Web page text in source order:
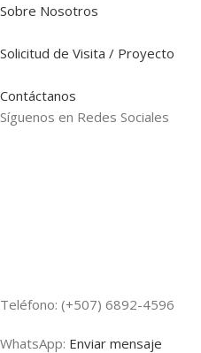
Sobre Nosotros
Solicitud de Visita / Proyecto
Contáctanos
Síguenos en Redes Sociales
Teléfono: (+507) 6892-4596
WhatsApp: Enviar mensaje